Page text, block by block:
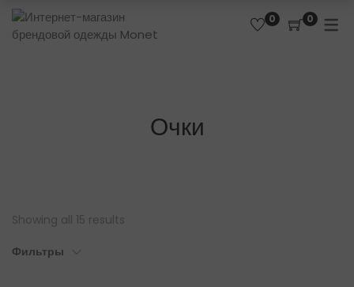
0 0
Очки
Showing all 15 results
Фильтры